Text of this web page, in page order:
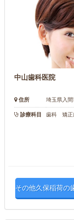
中山歯科医院
住所 埼玉県入
診療科目 歯科 矯正
その他久保稲荷の